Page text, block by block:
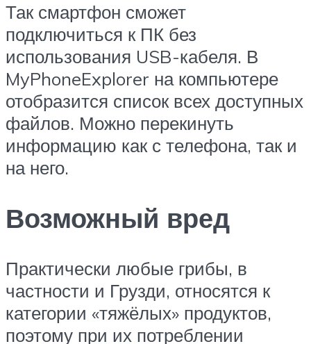
Так смартфон сможет
подключиться к ПК без
использования USB-кабеля. В
MyPhoneExplorer на компьютере
отобразится список всех доступных
файлов. Можно перекинуть
информацию как с телефона, так и
на него.
Возможный вред
Практически любые грибы, в
частности и Грузди, относятся к
категории «тяжёлых» продуктов,
поэтому при их потреблении